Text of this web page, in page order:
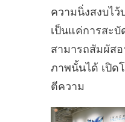
ความนิ่งสงบไ
เป็นแค่การสะบั
สามารถสัมผัส
ภาพนั้นได้ เปิด
ตีความ